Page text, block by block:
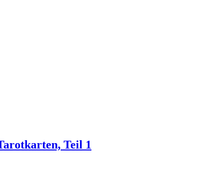
Teil 1